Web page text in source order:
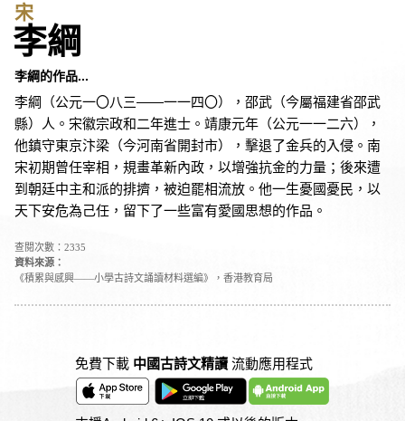
宋
李綱
李綱的作品...
李綱（公元一〇八三——一一四〇），邵武（今屬福建省邵武
縣）人。宋徽宗政和二年進士。靖康元年（公元一一二六），
他鎮守東京汴梁（今河南省開封市），擊退了金兵的入侵。南
宋初期曾任宰相，規畫革新內政，以增強抗金的力量；後來遭
到朝廷中主和派的排擠，被迫罷相流放。他一生憂國憂民，以
天下安危為己任，留下了一些富有愛國思想的作品。
查閱次數：2335
資料來源：
《積累與感興——小學古詩文誦讀材料選編》，香港教育局
免費下載 中國古詩文精讀 流動應用程式